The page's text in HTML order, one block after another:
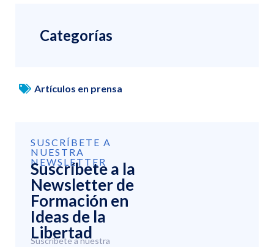
Categorías
Artículos en prensa
SUSCRÍBETE A
NUESTRA
NEWSLETTER
Suscríbete a la
Newsletter de
Formación en
Ideas de la
Libertad
Suscríbete a nuestra